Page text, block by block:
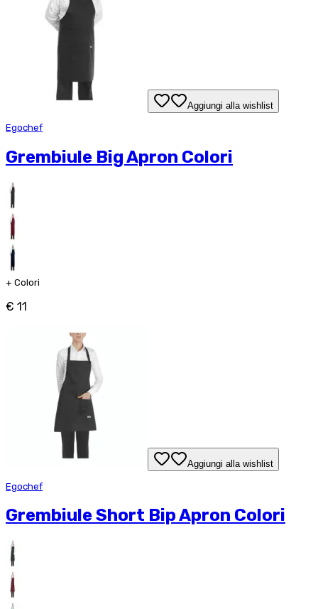
Aggiungi alla wishlist
Egochef
Grembiule Big Apron Colori
+ Colori
€ 11
Aggiungi alla wishlist
Egochef
Grembiule Short Bip Apron Colori